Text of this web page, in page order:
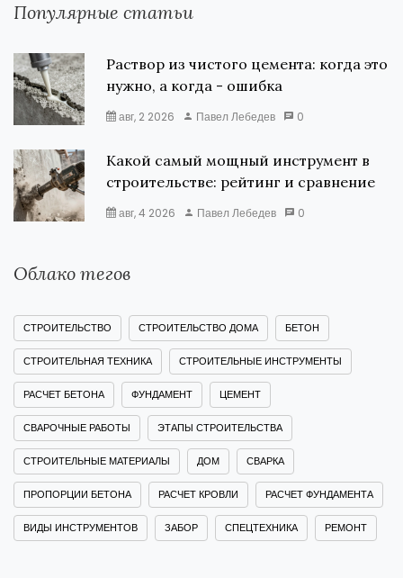
Популярные статьи
Раствор из чистого цемента: когда это
нужно, а когда - ошибка
авг, 2 2026 Павел Лебедев 0
Какой самый мощный инструмент в
строительстве: рейтинг и сравнение
авг, 4 2026 Павел Лебедев 0
Облако тегов
СТРОИТЕЛЬСТВО СТРОИТЕЛЬСТВО ДОМА БЕТОН
СТРОИТЕЛЬНАЯ ТЕХНИКА СТРОИТЕЛЬНЫЕ ИНСТРУМЕНТЫ
РАСЧЕТ БЕТОНА ФУНДАМЕНТ ЦЕМЕНТ
СВАРОЧНЫЕ РАБОТЫ ЭТАПЫ СТРОИТЕЛЬСТВА
СТРОИТЕЛЬНЫЕ МАТЕРИАЛЫ ДОМ СВАРКА
ПРОПОРЦИИ БЕТОНА РАСЧЕТ КРОВЛИ РАСЧЕТ ФУНДАМЕНТА
ВИДЫ ИНСТРУМЕНТОВ ЗАБОР СПЕЦТЕХНИКА РЕМОНТ